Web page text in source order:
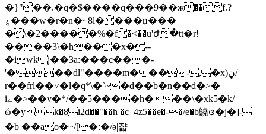
�}"��.�q�$����q���9��ж��f.?
ۼ���w�r�n�~8l����џ���
�\�2�����%�f�<��u'ժ�tt�r!
����3\�h���x�--
�iwkj��3a:���c���-
'���dl"����m���-,�x)ڼ/
r��frl��˅�l�q*\�`~�d��b�n��d�>�
iے�>��v�*/��5����h���\�xk5�k/
ώ�y k�8i2d��"��h �c_4z5��e�-�/e�b鱙ᨴ�j�]-
�b ��ao�~/[�:�/ә|쟓